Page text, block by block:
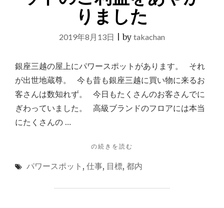
思
っ
た"
りました
2019年8月13日 |by takachan
銀座三越の屋上にパワースポットがあります。 それ
が出世地蔵尊。 今も昔も銀座三越に買い物に来るお
客さんは数知れず。 今日もたくさんのお客さんでに
ぎわっていました。 高級ブランドのフロアには本当
にたくさんの …
"銀
三
屋
の続きを読む
パワースポット , 仕事, 目標, 都内